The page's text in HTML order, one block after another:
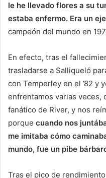
le he llevado flores a su
estaba enfermo. Era un
campeón del mundo en
En efecto, tras el
trasladarse a Salliqueló
con Temperley en el ’82 y
enfrentamos varias veces,
fanático de River, y nos
porque cuando nos
me imitaba cómo
mundo, fue un pibe
Tras el pico de